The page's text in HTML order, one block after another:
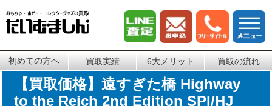
初めての方へ 買取実績 6大メリット 買取の流れ
【買取価格】遠すぎた橋 Highway
to the Reich 2nd Edition SPI/HJ